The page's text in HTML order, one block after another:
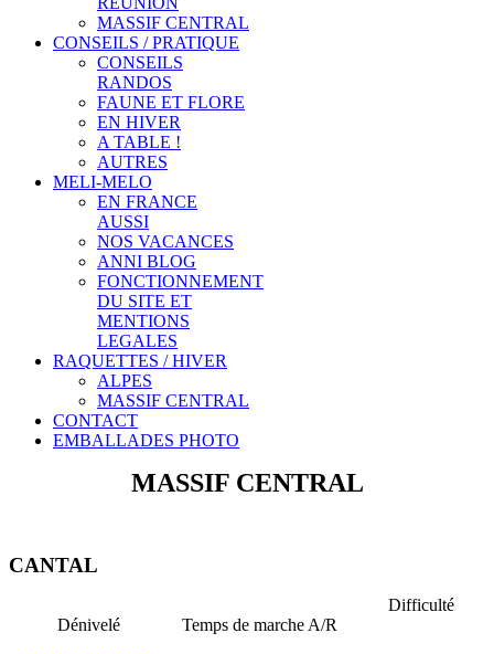
MASSIF CENTRAL
CONSEILS / PRATIQUE
CONSEILS
RANDOS
FAUNE ET FLORE
EN HIVER
A TABLE !
AUTRES
MELI-MELO
EN FRANCE
AUSSI
NOS VACANCES
ANNI BLOG
FONCTIONNEMENT
DU SITE ET
MENTIONS
LEGALES
RAQUETTES / HIVER
ALPES
MASSIF CENTRAL
CONTACT
EMBALLADES PHOTO
MASSIF CENTRAL
CANTAL
Difficulté
Dénivelé Temps de marche A/R